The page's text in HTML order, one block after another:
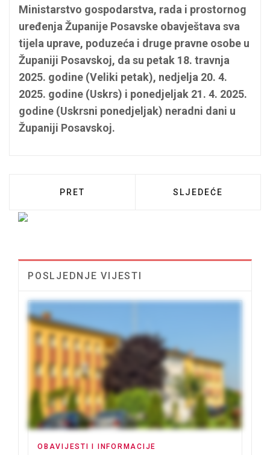
Ministarstvo gospodarstva, rada i prostornog
uređenja Županije Posavske obavještava sva
tijela uprave, poduzeća i druge pravne osobe u
Županiji Posavskoj, da su petak 18. travnja
2025. godine (Veliki petak), nedjelja 20. 4.
2025. godine (Uskrs) i ponedjeljak 21. 4. 2025.
godine (Uskrsni ponedjeljak) neradni dani u
Županiji Posavskoj.
PRETHODNI ČLANAK: OBAVIJEST O
PRET SLJEDEĆI
SLJEDEĆE
POSLJEDNJE VIJESTI
OBAVIJESTI I INFORMACIJE